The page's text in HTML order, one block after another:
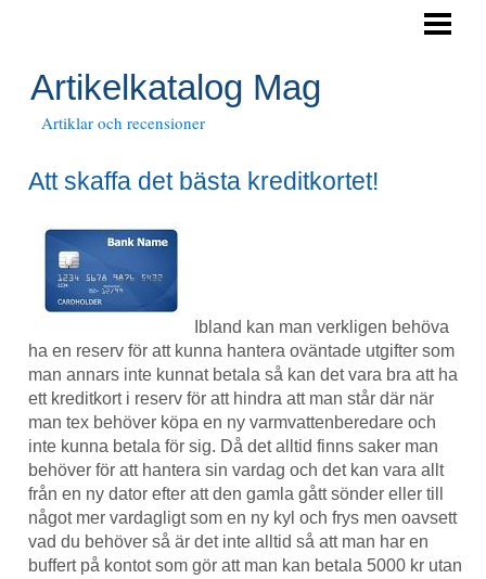
Artikelkatalog Mag
Artiklar och recensioner
Att skaffa det bästa kreditkortet!
Ibland kan man verkligen behöva
ha en reserv för att kunna hantera oväntade utgifter som
man annars inte kunnat betala så kan det vara bra att ha
ett kreditkort i reserv för att hindra att man står där när
man tex behöver köpa en ny varmvattenberedare och
inte kunna betala för sig. Då det alltid finns saker man
behöver för att hantera sin vardag och det kan vara allt
från en ny dator efter att den gamla gått sönder eller till
något mer vardagligt som en ny kyl och frys men oavsett
vad du behöver så är det inte alltid så att man har en
buffert på kontot som gör att man kan betala 5000 kr utan